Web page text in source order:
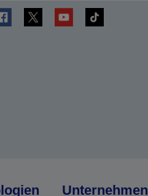
Unternehmen